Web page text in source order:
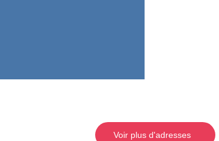
Voir plus d'adresses